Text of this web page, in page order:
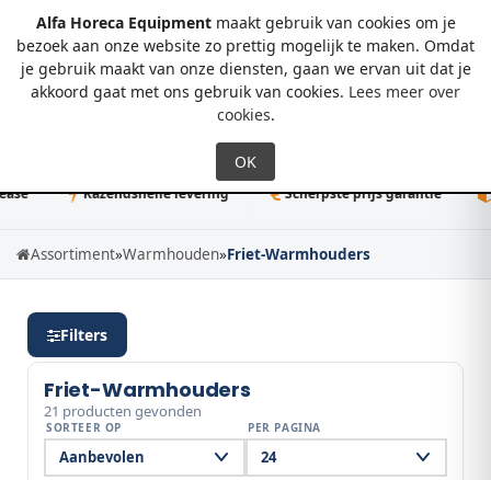
Alfa Horeca Equipmentmaakt gebruik van cookies om je
bezoek aan onze website zo prettig mogelijk te maken. Omdat
je gebruik maakt van onze diensten, gaan we ervan uit dat je
akkoord gaat met ons gebruik van cookies. Lees meer over
cookies.
0
Razendsnelle levering Scherpste prijs garantie 50K+
Assortiment»Warmhouden»Friet-Warmhouders
Filters
Friet-Warmhouders
21 producten gevonden
SORTEER OP PER PAGINA